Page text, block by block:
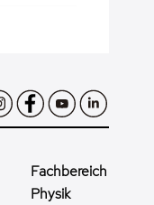
Fachbereich
Physik